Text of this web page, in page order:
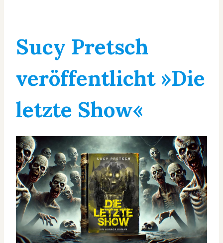
Sucy Pretsch
veröffentlicht »Die
letzte Show«